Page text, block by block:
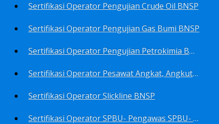
Sertifikasi Operator Pengujian Crude Oil BNSP
Sertifikasi Operator Pengujian Gas Bumi BNSP
Sertifikasi Operator Pengujian Petrokimia BNSP
Sertifikasi Operator Pesawat Angkat, Angkut Dan Juru Ikat Beban BNSP
Sertifikasi Operator Slickline BNSP
Sertifikasi Operator SPBU- Pengawas SPBU- Teknisi SPBU- Teknisi Service Station SPBU BNSP